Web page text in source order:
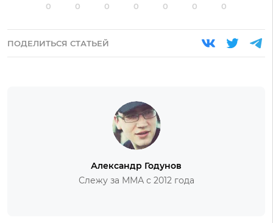
0 0 0 0 0 0 0
ПОДЕЛИТЬСЯ СТАТЬЕЙ
Александр Годунов
Слежу за ММА с 2012 года